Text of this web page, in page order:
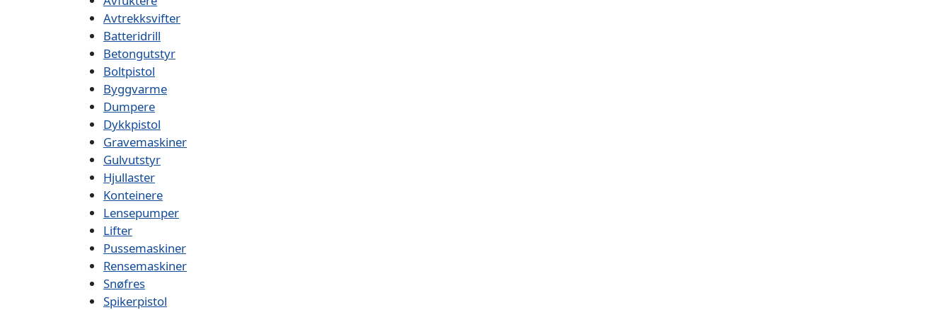
Avtrekksvifter
Batteridrill
Betongutstyr
Boltpistol
Byggvarme
Dumpere
Dykkpistol
Gravemaskiner
Gulvutstyr
Hjullaster
Konteinere
Lensepumper
Lifter
Pussemaskiner
Rensemaskiner
Snøfres
Spikerpistol